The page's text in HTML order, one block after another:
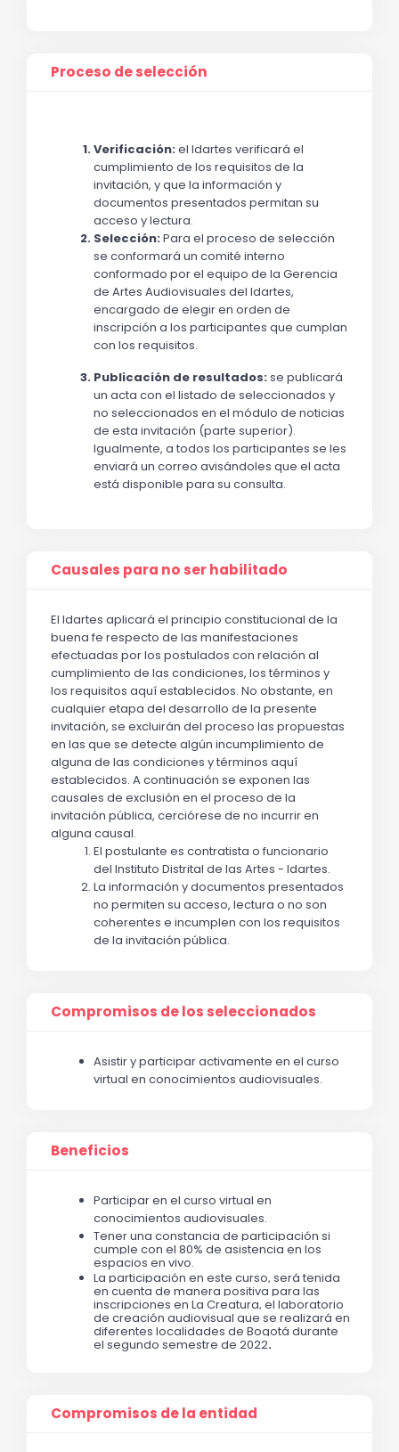
Proceso de selección
Verificación: el Idartes verificará el
cumplimiento de los requisitos de la
invitación, y que la información y
documentos presentados permitan su
acceso y lectura.
Selección: Para el proceso de selección
se conformará un comité interno
conformado por el equipo de la Gerencia
de Artes Audiovisuales del Idartes,
encargado de elegir en orden de
inscripción a los participantes que cumplan
con los requisitos.
Publicación de resultados: se publicará
un acta con el listado de seleccionados y
no seleccionados en el módulo de noticias
de esta invitación (parte superior).
Igualmente, a todos los participantes se les
enviará un correo avisándoles que el acta
está disponible para su consulta.
Causales para no ser habilitado
El Idartes aplicará el principio constitucional de la
buena fe respecto de las manifestaciones
efectuadas por los postulados con relación al
cumplimiento de las condiciones, los términos y
los requisitos aquí establecidos. No obstante, en
cualquier etapa del desarrollo de la presente
invitación, se excluirán del proceso las propuestas
en las que se detecte algún incumplimiento de
alguna de las condiciones y términos aquí
establecidos. A continuación se exponen las
causales de exclusión en el proceso de la
invitación pública, cerciórese de no incurrir en
alguna causal.
El postulante es contratista o funcionario
del Instituto Distrital de las Artes - Idartes.
La información y documentos presentados
no permiten su acceso, lectura o no son
coherentes e incumplen con los requisitos
de la invitación pública.
Compromisos de los seleccionados
Asistir y participar activamente en el curso
virtual en conocimientos audiovisuales.
Beneficios
Participar en el curso virtual en
conocimientos audiovisuales.
Tener una constancia de participación si
cumple con el 80% de asistencia en los
espacios en vivo.
La participación en este curso, será tenida
en cuenta de manera positiva para las
inscripciones en La Creatura, el laboratorio
de creación audiovisual que se realizará en
diferentes localidades de Bogotá durante
el segundo semestre de 2022.
Compromisos de la entidad